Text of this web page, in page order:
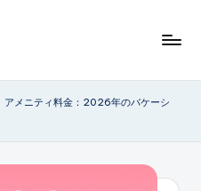
アメニティ料金：2026年のバケーシ